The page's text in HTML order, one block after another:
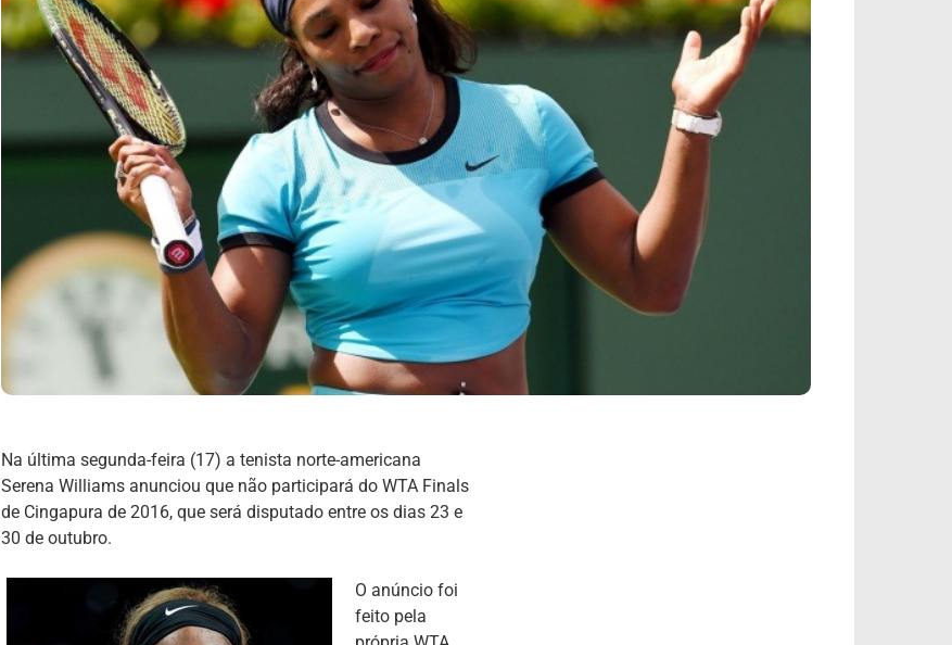
Na última segunda-feira (17) a tenista norte-americana
Serena Williams anunciou que não participará do WTA Finals
de Cingapura de 2016, que será disputado entre os dias 23 e
30 de outubro.
O anúncio foi
feito pela